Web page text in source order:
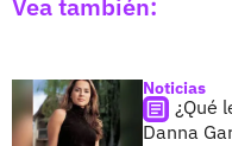
Vea también:
Noticias
¿Qué
Danna